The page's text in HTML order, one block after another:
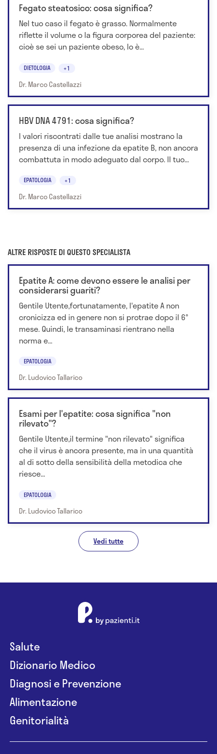
Fegato steatosico: cosa significa?
Nel tuo caso il fegato è grasso. Normalmente
riflette il volume o la figura corporea del paziente:
cioè se sei un paziente obeso, lo è...
DIETOLOGIA +1
Dr. Marco Castellazzi
HBV DNA 4791: cosa significa?
I valori riscontrati dalle tue analisi mostrano la
presenza di una infezione da epatite B, non ancora
combattuta in modo adeguato dal corpo. Il tuo...
EPATOLOGIA +1
Dr. Marco Castellazzi
ALTRE RISPOSTE DI QUESTO SPECIALISTA
Epatite A: come devono essere le analisi per
considerarsi guariti?
Gentile Utente,fortunatamente, l'epatite A non
cronicizza ed in genere non si protrae dopo il 6°
mese. Quindi, le transaminasi rientrano nella
norma e...
EPATOLOGIA
Dr. Ludovico Tallarico
Esami per l'epatite: cosa significa "non
rilevato"?
Gentile Utente,il termine "non rilevato" significa
che il virus è ancora presente, ma in una quantità
al di sotto della sensibilità della metodica che
riesce...
EPATOLOGIA
Dr. Ludovico Tallarico
Vedi tutte
Salute
Dizionario Medico
Diagnosi e Prevenzione
Alimentazione
Genitorialità